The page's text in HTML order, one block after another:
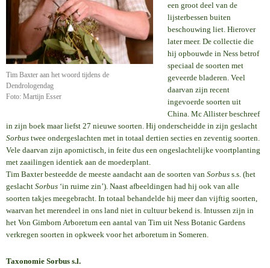
Tim Baxter aan het woord tijdens de
Dendrologendag
Foto: Martijn Esser
een groot deel van de
lijsterbessen buiten
beschouwing liet. Hierover
later meer. De collectie die
hij opbouwde in Ness betrof
speciaal de soorten met
geveerde bladeren. Veel
daarvan zijn recent
ingevoerde soorten uit
China. Mc Allister beschreef
in zijn boek maar liefst 27 nieuwe soorten. Hij onderscheidde in zijn geslacht
Sorbus twee ondergeslachten met in totaal dertien secties en zeventig soorten.
Vele daarvan zijn apomictisch, in feite dus een ongeslachtelijke voortplanting
met zaailingen identiek aan de moederplant.
Tim Baxter besteedde de meeste aandacht aan de soorten van Sorbus s.s. (het
geslacht Sorbus ‘in ruime zin’). Naast afbeeldingen had hij ook van alle
soorten takjes meegebracht. In totaal behandelde hij meer dan vijftig soorten,
waarvan het merendeel in ons land niet in cultuur bekend is. Intussen zijn in
het Von Gimborn Arboretum een aantal van Tim uit Ness Botanic Gardens
verkregen soorten in opkweek voor het arboretum in Someren.
Taxonomie Sorbus s.l.